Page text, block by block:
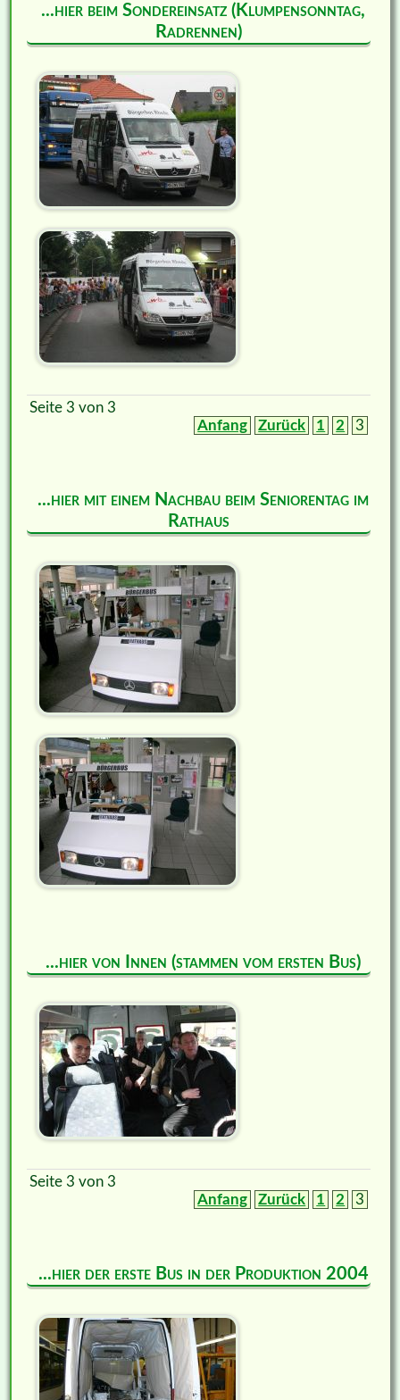
...hier beim Sondereinsatz (Klumpensonntag,
Radrennen)
Seite 3 von 3
Anfang
Zurück 1 2 3
...hier mit einem Nachbau beim Seniorentag im
Rathaus
...hier von Innen (stammen vom ersten Bus)
Seite 3 von 3
Anfang
Zurück 1 2 3
...hier der erste Bus in der Produktion 2004